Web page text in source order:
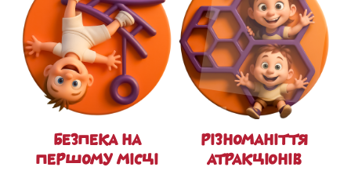
БЕЗПЕКА НА
ПЕРШОМУ МІСЦІ
РІЗНОМАНІТТЯ
АТРАКЦІОНІВ